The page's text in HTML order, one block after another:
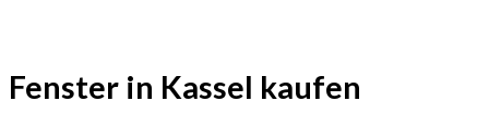
Fenster in Kassel kaufen